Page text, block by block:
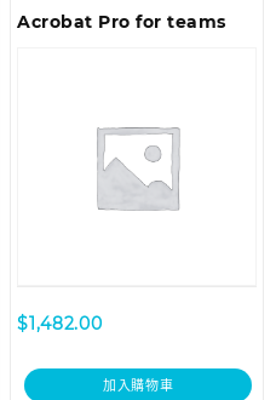
Acrobat Pro for teams
$1,482.00
加入購物車